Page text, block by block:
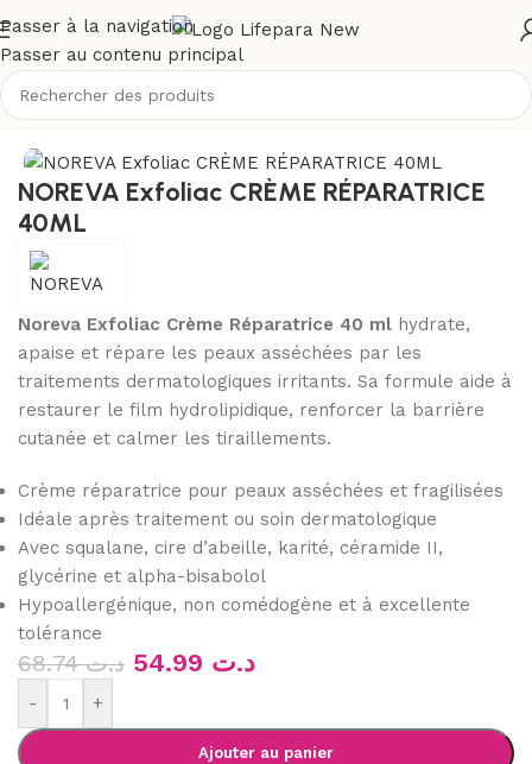
Passer à la navigation
Passer au contenu principal
Accueil/Boutique/Visage/Soins hydratants et nourrissants
NOREVA Exfoliac CRÈME RÉPARATRICE
40ML
Noreva Exfoliac Crème Réparatrice 40 ml hydrate,
apaise et répare les peaux asséchées par les
traitements dermatologiques irritants. Sa formule aide à
restaurer le film hydrolipidique, renforcer la barrière
cutanée et calmer les tiraillements.
Crème réparatrice pour peaux asséchées et fragilisées
Idéale après traitement ou soin dermatologique
Avec squalane, cire d’abeille, karité, céramide II,
glycérine et alpha-bisabolol
Hypoallergénique, non comédogène et à excellente
tolérance
د.ت68.74 د.ت
- +
Ajouter au panier